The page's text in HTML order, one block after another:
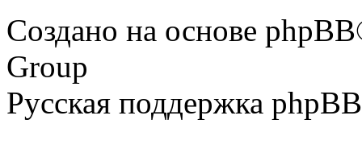
Создано на основе
Group
Русская поддержка phpBB